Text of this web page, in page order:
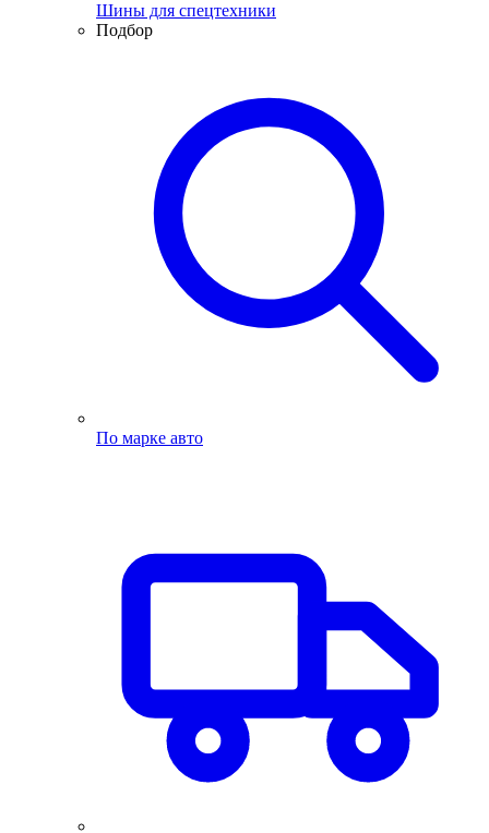
Шины для спецтехники
Подбор
По марке авто